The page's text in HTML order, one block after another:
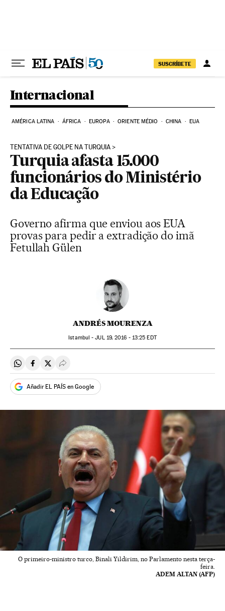
SUSCRÍBETE
Internacional
AMÉRICA LATINA ÁFRICA EUROPA ORIENTE MÉDIO CHINA EUA
TENTATIVA DE GOLPE NA TURQUIA
Turquia afasta 15.000
funcionários do Ministério
da Educação
Governo afirma que enviou aos EUA
provas para pedir a extradição do imã
Fetullah Gülen
ANDRÉS MOURENZA
Istambul -JUL19, 2016 - 13:25 EDT
Compartir en Whatsapp
Compartir en Facebook
Compartir en Twitter
Desplegar Redes Sociales
Añadir EL PAÍS en Google
O primeiro-ministro turco, Binali Yildirim, no Parlamento nesta terça-
feira.
ADEM ALTAN (AFP)